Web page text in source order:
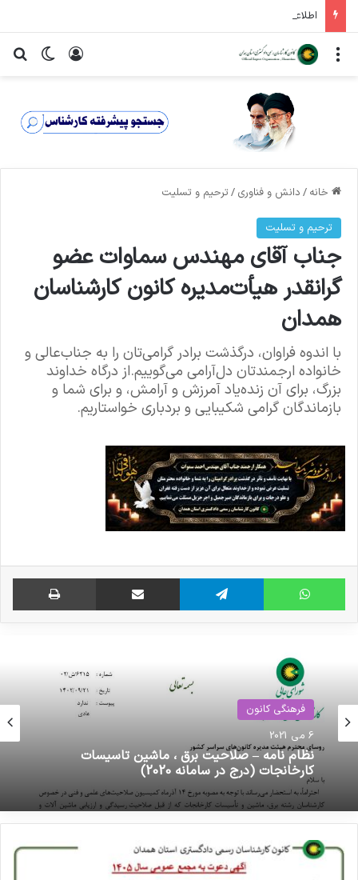
تغییر ورود منو
خانه / دانش و فناوری / ترحیم و تسلیت
ترحیم و تسلیت
جناب آقای مهندس سماوات عضو
گرانقدر هیأت‌مدیره کانون کارشناسان
همدان
با اندوه فراوان، درگذشت برادر گرامی‌تان را به جناب‌عالی و
خانواده ارجمندتان دل‌آرامی می‌گوییم.از درگاه خداوند
بزرگ، برای آن زنده‌یاد آمرزش و آرامش، و برای شما و
بازماندگان گرامی شکیبایی و بردباری خواستاریم.
واتس آپ تلگرام اشتراک گذاری از طریق ایمیل
فرهنگی کانون
6 می 2021
نظام نامه – صلاحیت برق ، ماشین تاسیسات
کارخانجات (درج در سامانه 2020)
اخبار گروه ها
16 نوامبر 2021
اول آبان ماه روز کارشناس